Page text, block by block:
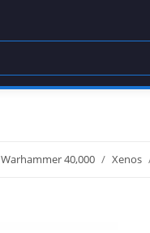
Warhammer 40,000 Xenos